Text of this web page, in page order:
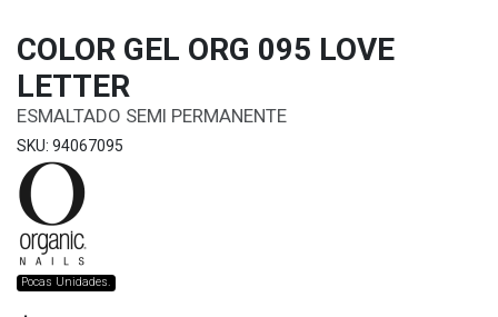
COLOR GEL ORG 095 LOVE
LETTER
ESMALTADO SEMI PERMANENTE
SKU: 94067095
Pocas Unidades.